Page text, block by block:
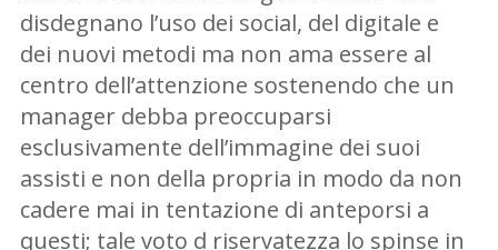
disdegnano l’uso dei social, del digitale e
dei nuovi metodi ma non ama essere al
centro dell’attenzione sostenendo che un
manager debba preoccuparsi
esclusivamente dell’immagine dei suoi
assisti e non della propria in modo da non
cadere mai in tentazione di anteporsi a
questi; tale voto d riservatezza lo spinse in